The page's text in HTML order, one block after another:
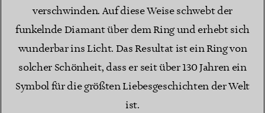
verschwinden. Auf diese Weise schwebt der
funkelnde Diamant über dem Ring und erhebt sich
wunderbar ins Licht. Das Resultat ist ein Ring von
solcher Schönheit, dass er seit über 130 Jahren ein
Symbol für die größten Liebesgeschichten der Welt
ist.